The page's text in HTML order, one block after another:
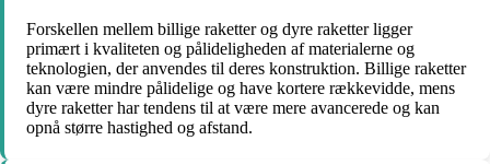
Forskellen mellem billige raketter og dyre raketter ligger
primært i kvaliteten og pålideligheden af materialerne og
teknologien, der anvendes til deres konstruktion. Billige raketter
kan være mindre pålidelige og have kortere rækkevidde, mens
dyre raketter har tendens til at være mere avancerede og kan
opnå større hastighed og afstand.